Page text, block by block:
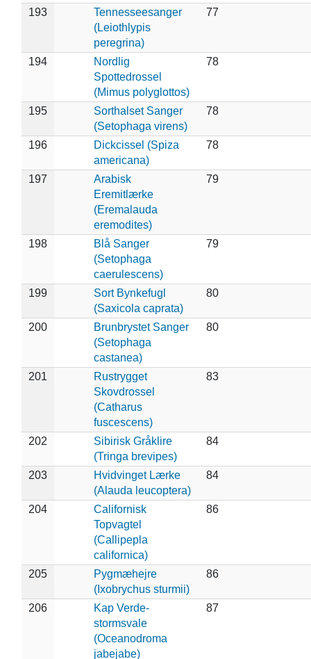
193
Tennesseesanger
(Leiothlypis
peregrina)
77
194
Nordlig
Spottedrossel
(Mimus polyglottos)
78
195
Sorthalset Sanger
(Setophaga virens)
78
196
Dickcissel (Spiza
americana)
78
197
Arabisk
Eremitlærke
(Eremalauda
eremodites)
79
198
Blå Sanger
(Setophaga
caerulescens)
79
199
Sort Bynkefugl
(Saxicola caprata)
80
200
Brunbrystet Sanger
(Setophaga
castanea)
80
201
Rustrygget
Skovdrossel
(Catharus
fuscescens)
83
202
Sibirisk Gråklire
(Tringa brevipes)
84
203
Hvidvinget Lærke
(Alauda leucoptera)
84
204
Californisk
Topvagtel
(Callipepla
californica)
86
205
Pygmæhejre
(Ixobrychus sturmii)
86
206
Kap Verde-
stormsvale
(Oceanodroma
jabejabe)
87